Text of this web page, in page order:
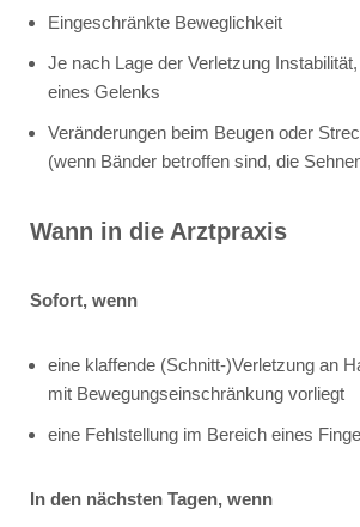
Eingeschränkte Beweglichkeit
Je nach Lage der Verletzung
eines Gelenks
Veränderungen beim Beugen oder
(wenn Bänder betroffen sind, die
Wann in die Arztpraxis
Sofort, wenn
eine klaffende (Schnitt-)Verletzung an
mit Bewegungseinschränkung vorliegt
eine Fehlstellung im Bereich eines
In den nächsten Tagen, wenn